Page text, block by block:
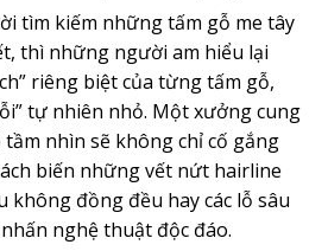
tìm kiếm những tấm gỗ me tây
thì những người am hiểu lại
riêng biệt của từng tấm gỗ,
tự nhiên nhỏ. Một xưởng cung
tầm nhìn sẽ không chỉ cố gắng
biến những vết nứt hairline
không đồng đều hay các lỗ sâu
nghệ thuật độc đáo.